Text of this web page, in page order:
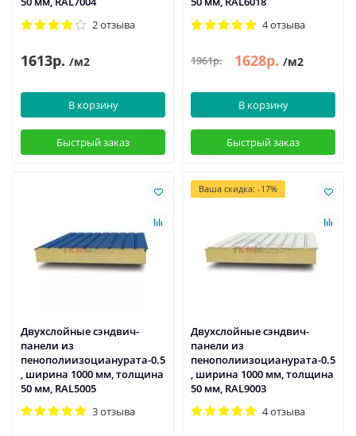
2 отзыва
1613р. /м2
В корзину
Быстрый заказ
4 отзыва
1961р. 1628р. /м2
В корзину
Быстрый заказ
Двухслойные сэндвич-
панели из
пенополиизоцианурата-0.5
, ширина 1000 мм, толщина
50 мм, RAL5005
3 отзыва
Ваша скидка: -17%
Двухслойные сэндвич-
панели из
пенополиизоцианурата-0.5
, ширина 1000 мм, толщина
50 мм, RAL9003
4 отзыва